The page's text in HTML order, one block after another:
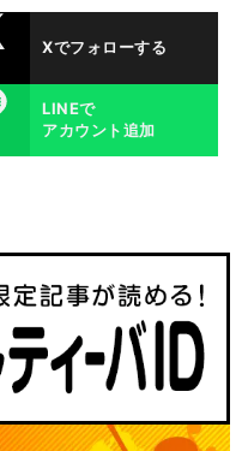
Xでフォローする
LINEで
アカウント追加